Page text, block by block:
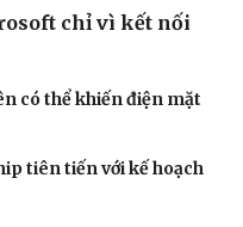
chỉ vì kết nối
có thể khiến điện mặt
tiên tiến với kế hoạch